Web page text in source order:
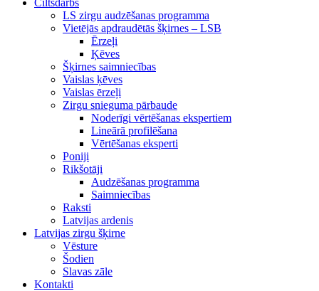
Ciltsdarbs
LS zirgu audzēšanas programma
Vietējās apdraudētās šķirnes – LSB
Ērzeļi
Ķēves
Šķirnes saimniecības
Vaislas ķēves
Vaislas ērzeļi
Zirgu snieguma pārbaude
Noderīgi vērtēšanas ekspertiem
Lineārā profilēšana
Vērtēšanas eksperti
Poniji
Rikšotāji
Audzēšanas programma
Saimniecības
Raksti
Latvijas ardenis
Latvijas zirgu šķirne
Vēsture
Šodien
Slavas zāle
Kontakti